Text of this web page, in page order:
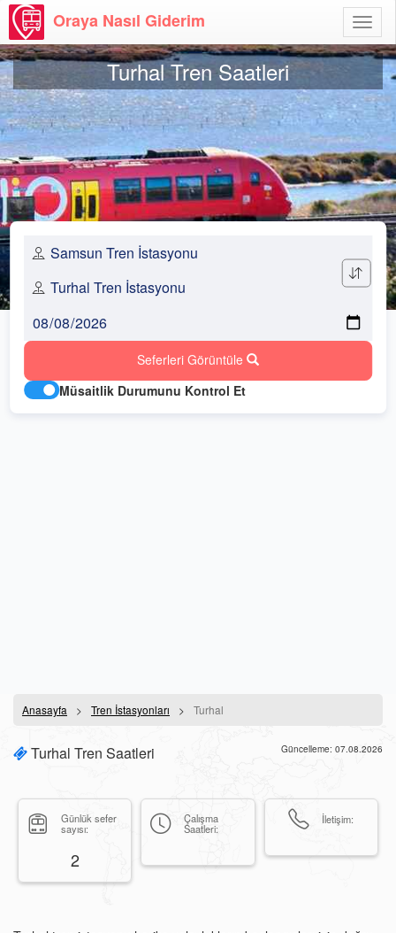
Aç
Oraya Nasıl Giderim
Turhal Tren Saatleri
Seferleri Görüntüle
Müsaitlik Durumunu Kontrol Et
Anasayfa Tren İstasyonları Turhal
Turhal Tren Saatleri Güncelleme: 07.08.2026
Günlük sefer
sayısı:
2
Çalışma
Saatleri:
İletişim: